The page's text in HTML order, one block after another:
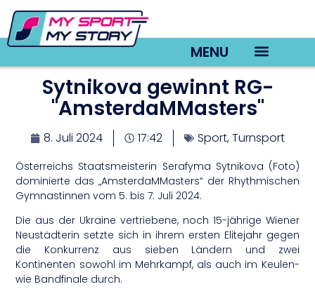
MENU
Sytnikova gewinnt RG-
"AmsterdaMMasters"
8. Juli 2024 17:42 Sport,Turnsport
Österreichs Staatsmeisterin Serafyma Sytnikova (Foto)
dominierte das „AmsterdaMMasters“ der Rhythmischen
Gymnastinnen vom 5. bis 7. Juli 2024.
Die aus der Ukraine vertriebene, noch 15-jährige Wiener
Neustädterin setzte sich in ihrem ersten Elitejahr gegen
die Konkurrenz aus sieben Ländern und zwei
Kontinenten sowohl im Mehrkampf, als auch im Keulen-
wie Bandfinale durch.